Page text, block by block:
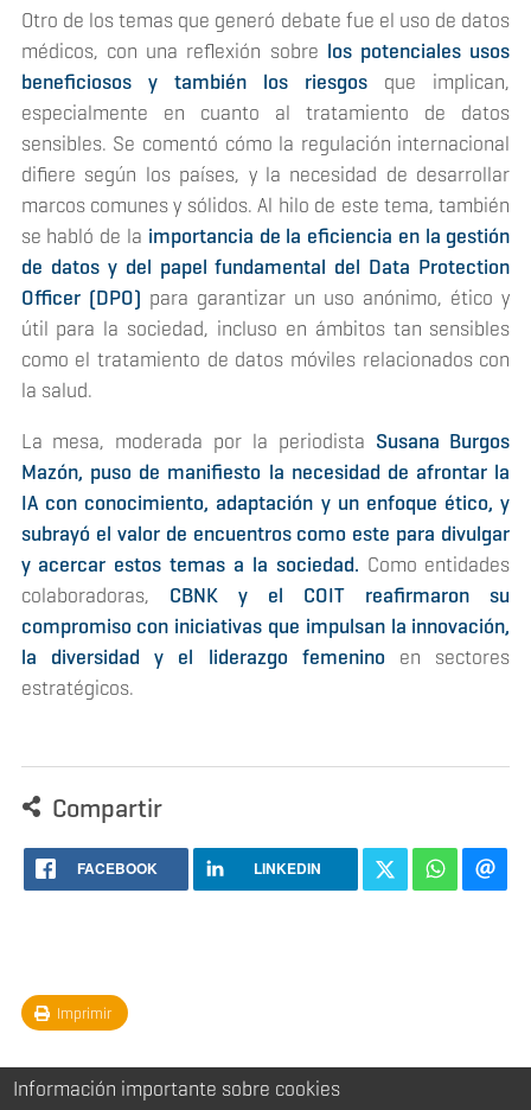
Otro de los temas que generó debate fue el uso de datos
médicos, con una reflexión sobre los potenciales usos
beneficiosos y también los riesgos que implican,
especialmente en cuanto al tratamiento de datos
sensibles. Se comentó cómo la regulación internacional
difiere según los países, y la necesidad de desarrollar
marcos comunes y sólidos. Al hilo de este tema, también
se habló de la importancia de la eficiencia en la gestión
de datos y del papel fundamental del Data Protection
Officer (DPO) para garantizar un uso anónimo, ético y
útil para la sociedad, incluso en ámbitos tan sensibles
como el tratamiento de datos móviles relacionados con
la salud.
La mesa, moderada por la periodista Susana Burgos
Mazón, puso de manifiesto la necesidad de afrontar la
IA con conocimiento, adaptación y un enfoque ético, y
subrayó el valor de encuentros como este para divulgar
y acercar estos temas a la sociedad. Como entidades
colaboradoras, CBNK y el COIT reafirmaron su
compromiso con iniciativas que impulsan la innovación,
la diversidad y el liderazgo femenino en sectores
estratégicos.
Compartir
FACEBOOK LINKEDIN
Imprimir
Información importante sobre cookies